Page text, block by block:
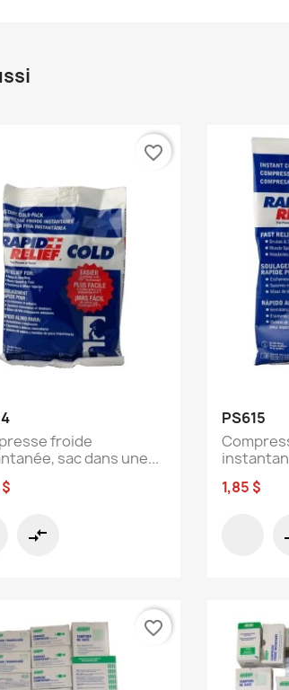

froide
sac dans une...
compare_arrows
favorite_border

PS615
1,85 $
favorite_border